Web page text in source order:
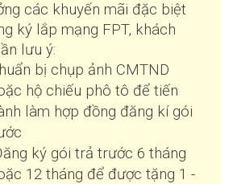
các khuyến mãi đặc biệt
ký lắp mạng FPT, khách
lưu ý:
bị chụp ảnh CMTND
hộ chiếu phô tô để tiến
làm hợp đồng đăng kí gói
ký gói trả trước 6 tháng
12 tháng để được tặng 1 -